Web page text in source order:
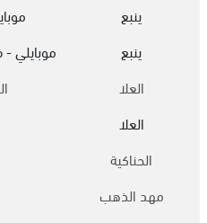
ينبع
ينبع
موبايلي
العلا
العلا
الحناكية
مهد الذهب